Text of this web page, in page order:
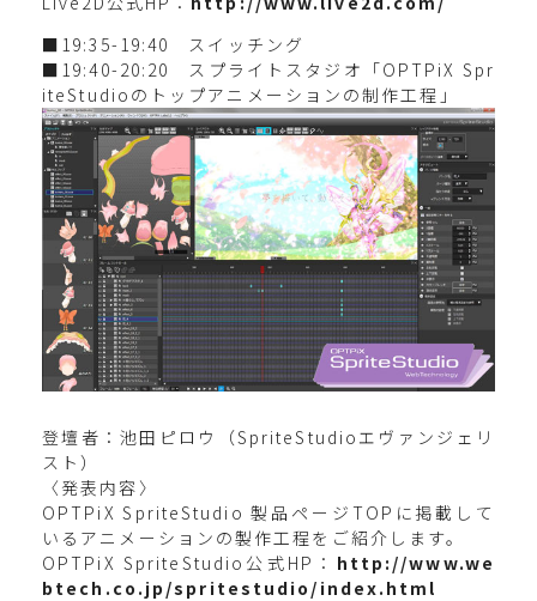
■19:35-19:40 スイッチング
■19:40-20:20 スプライトスタジオ「OPTPiX Spr
iteStudioのトップアニメーションの制作工程」
登壇者：池田ピロウ（SpriteStudioエヴァンジェリ
スト）
〈発表内容〉
OPTPiX SpriteStudio 製品ページTOPに掲載して
いるアニメーションの製作工程をご紹介します。
OPTPiX SpriteStudio公式HP： http://www.we
btech.co.jp/spritestudio/index.html